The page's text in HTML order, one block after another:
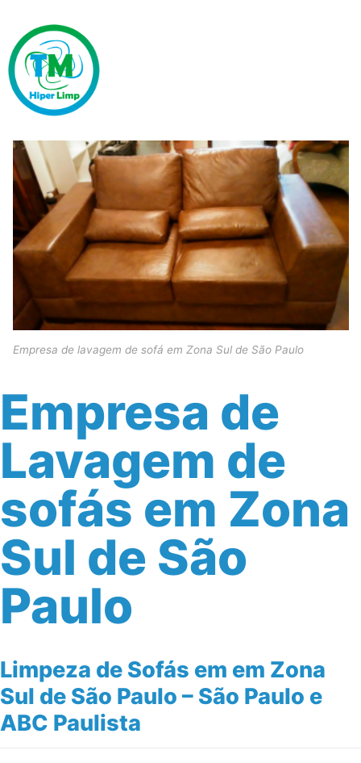
Empresa de lavagem de sofá em Zona Sul de São Paulo
Empresa de
Lavagem de
sofás em Zona
Sul de São
Paulo
Limpeza de Sofás em em Zona
Sul de São Paulo – São Paulo e
ABC Paulista